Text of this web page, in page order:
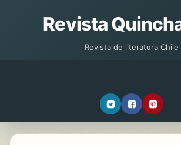
Revista
Revista de literatura Chile